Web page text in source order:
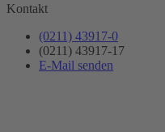
Kontakt
(0211) 43917-0
(0211) 43917-17
E-Mail senden